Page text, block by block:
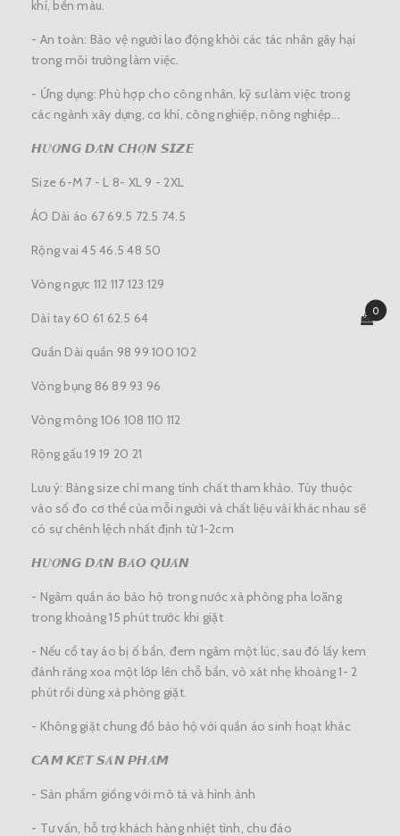
0
khí, bền màu.
- An toàn: Bảo vệ người lao động khỏi các tác nhân gây hại
trong môi trường làm việc.
- Ứng dụng: Phù hợp cho công nhân, kỹ sư làm việc trong
các ngành xây dựng, cơ khí, công nghiệp, nông nghiệp...
𝙃𝑼̛𝑶̛́𝙉𝙂 𝘿𝑨̂̃𝙉 𝘾𝙃𝑶̣𝙉 𝙎𝙄𝙕𝙀
Size 6-M 7 - L 8- XL 9 - 2XL
ÁO Dài áo 67 69.5 72.5 74.5
Rộng vai 45 46.5 48 50
Vòng ngực 112 117 123 129
Dài tay 60 61 62.5 64
Quần Dài quần 98 99 100 102
Vòng bụng 86 89 93 96
Vòng mông 106 108 110 112
Rộng gấu 19 19 20 21
Lưu ý: Bảng size chỉ mang tính chất tham khảo. Tùy thuộc
vào số đo cơ thể của mỗi người và chất liệu vải khác nhau sẽ
có sự chênh lệch nhất định từ 1-2cm
𝙃𝑼̛𝑶̛́𝙉𝙂 𝘿𝑨̂̃𝙉 𝘽𝑨̉𝙊 𝙌𝙐𝑨̉𝙉
- Ngâm quần áo bảo hộ trong nước xà phòng pha loãng
trong khoảng 15 phút trước khi giặt
- Nếu cổ tay áo bị ố bẩn, đem ngâm một lúc, sau đó lấy kem
đánh răng xoa một lớp lên chỗ bẩn, vò xát nhẹ khoảng 1- 2
phút rồi dùng xà phòng giặt.
- Không giặt chung đồ bảo hộ với quần áo sinh hoạt khác
𝘾𝘼𝙈 𝙆𝑬̂́𝙏 𝙎𝑨̉𝙉 𝙋𝙃𝑨̂̉𝙈
- Sản phẩm giống với mô tả và hình ảnh
- Tư vấn, hỗ trợ khách hàng nhiệt tình, chu đáo